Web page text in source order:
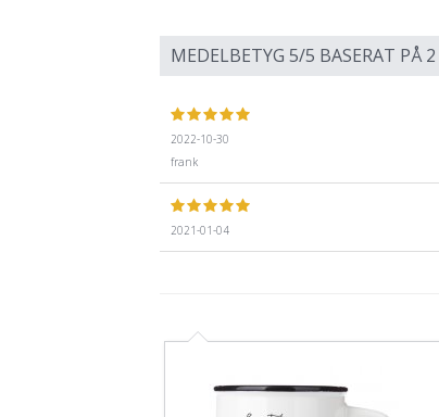
MEDELBETYG 5/5 BASERAT PÅ2
2022-10-30
frank
2021-01-04